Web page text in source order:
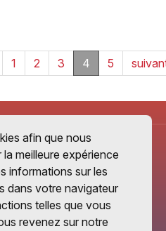
1 2 3 4 5
afin que nous
meilleure expérience
informations sur les
dans votre navigateur
telles que vous
revenez sur notre